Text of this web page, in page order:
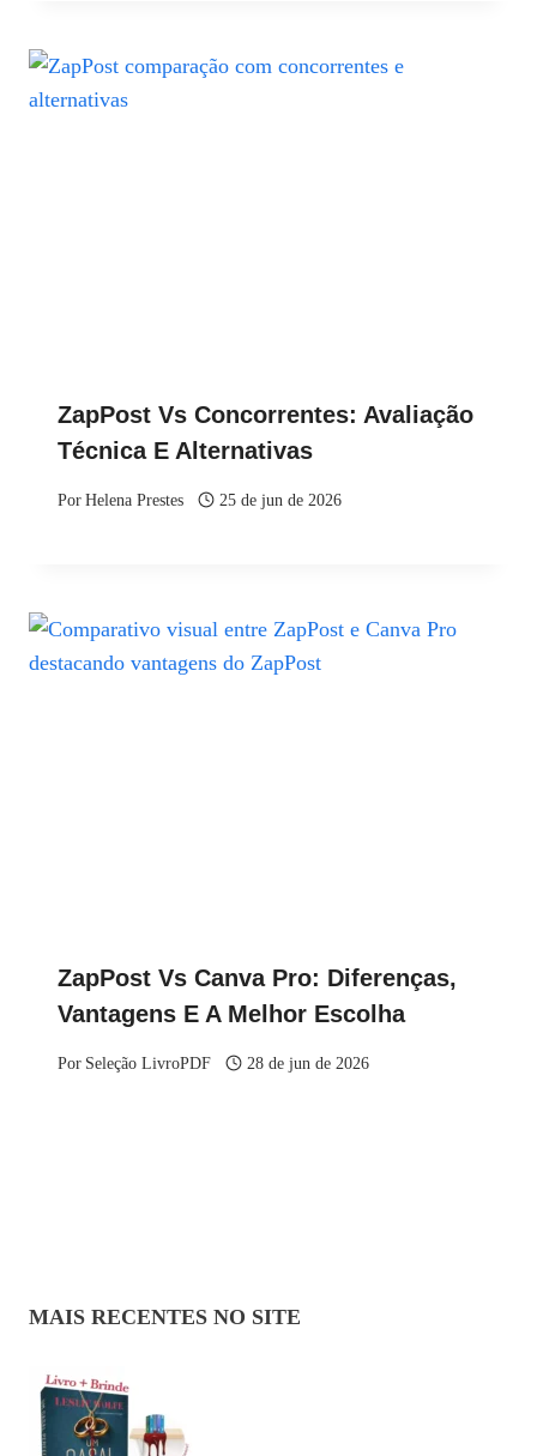
ZapPost Vs Concorrentes: Avaliação
Técnica E Alternativas
PorHelena Prestes 25 de jun de 2026
ZapPost Vs Canva Pro: Diferenças,
Vantagens E A Melhor Escolha
Por Seleção LivroPDF 28 de jun de 2026
MAIS RECENTES NO SITE